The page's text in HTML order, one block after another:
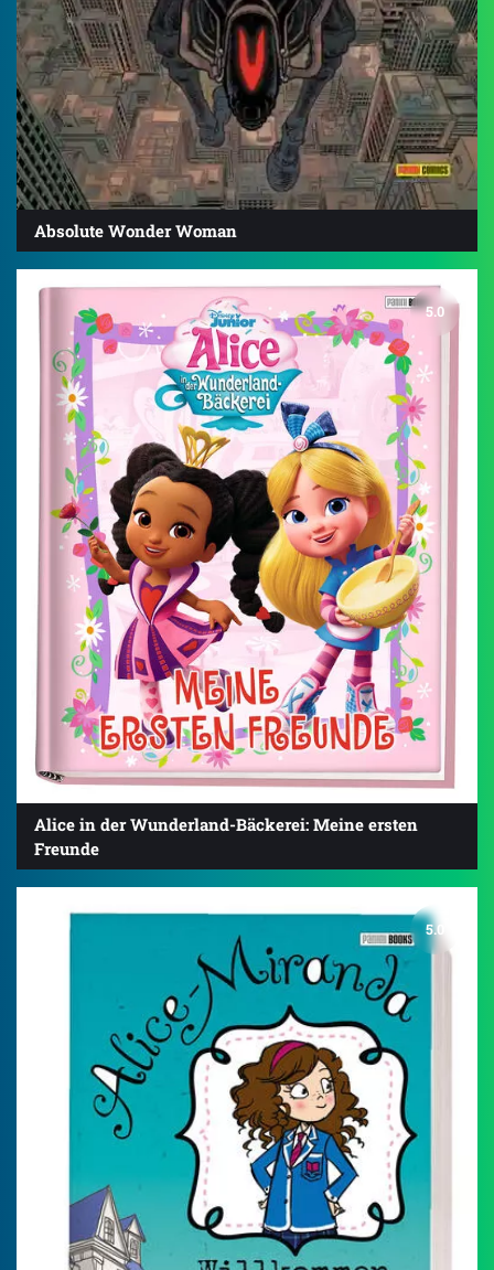
Absolute Wonder Woman
5.0
Alice in der Wunderland-Bäckerei: Meine ersten
Freunde
5.0